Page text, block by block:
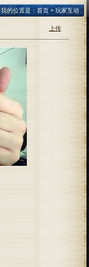
我的位置是：首页>玩家互动
上传